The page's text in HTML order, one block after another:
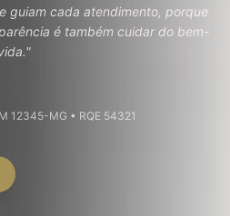
guiam cada atendimento, porque
é também cuidar do bem-
12345-MG • RQE 54321